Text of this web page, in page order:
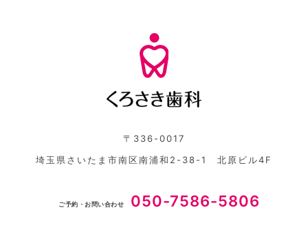
〒336-0017
埼玉県さいたま市南区南浦和2-38-1 北原ビル4F
ご予約・お問い合わせ 050-7586-5806